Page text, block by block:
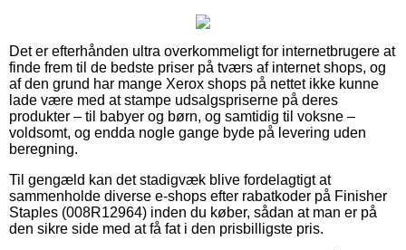
Det er efterhånden ultra overkommeligt for internetbrugere at
finde frem til de bedste priser på tværs af internet shops, og
af den grund har mange Xerox shops på nettet ikke kunne
lade være med at stampe udsalgspriserne på deres
produkter – til babyer og børn, og samtidig til voksne –
voldsomt, og endda nogle gange byde på levering uden
beregning.
Til gengæld kan det stadigvæk blive fordelagtigt at
sammenholde diverse e-shops efter rabatkoder på Finisher
Staples (008R12964) inden du køber, sådan at man er på
den sikre side med at få fat i den prisbilligste pris.